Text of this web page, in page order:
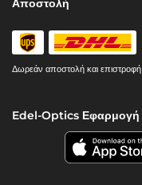
Αποστολή
Δωρεάν αποστολή και επιστροφή
Edel-Optics Εφαρμογή